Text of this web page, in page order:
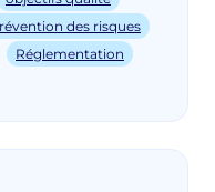
des risques
Réglementation